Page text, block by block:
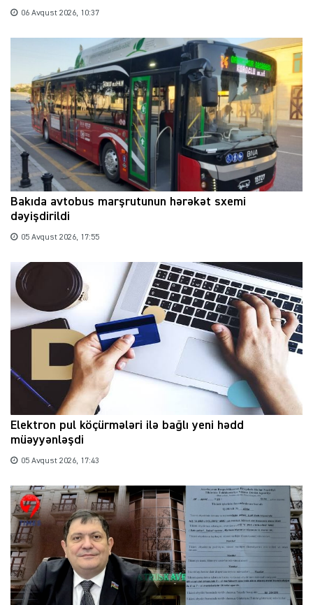
06 Avqust 2026, 10:37
Bakıda avtobus marşrutunun hərəkət sxemi
dəyişdirildi
05 Avqust 2026, 17:55
Elektron pul köçürmələri ilə bağlı yeni hədd
müəyyənləşdi
05 Avqust 2026, 17:43